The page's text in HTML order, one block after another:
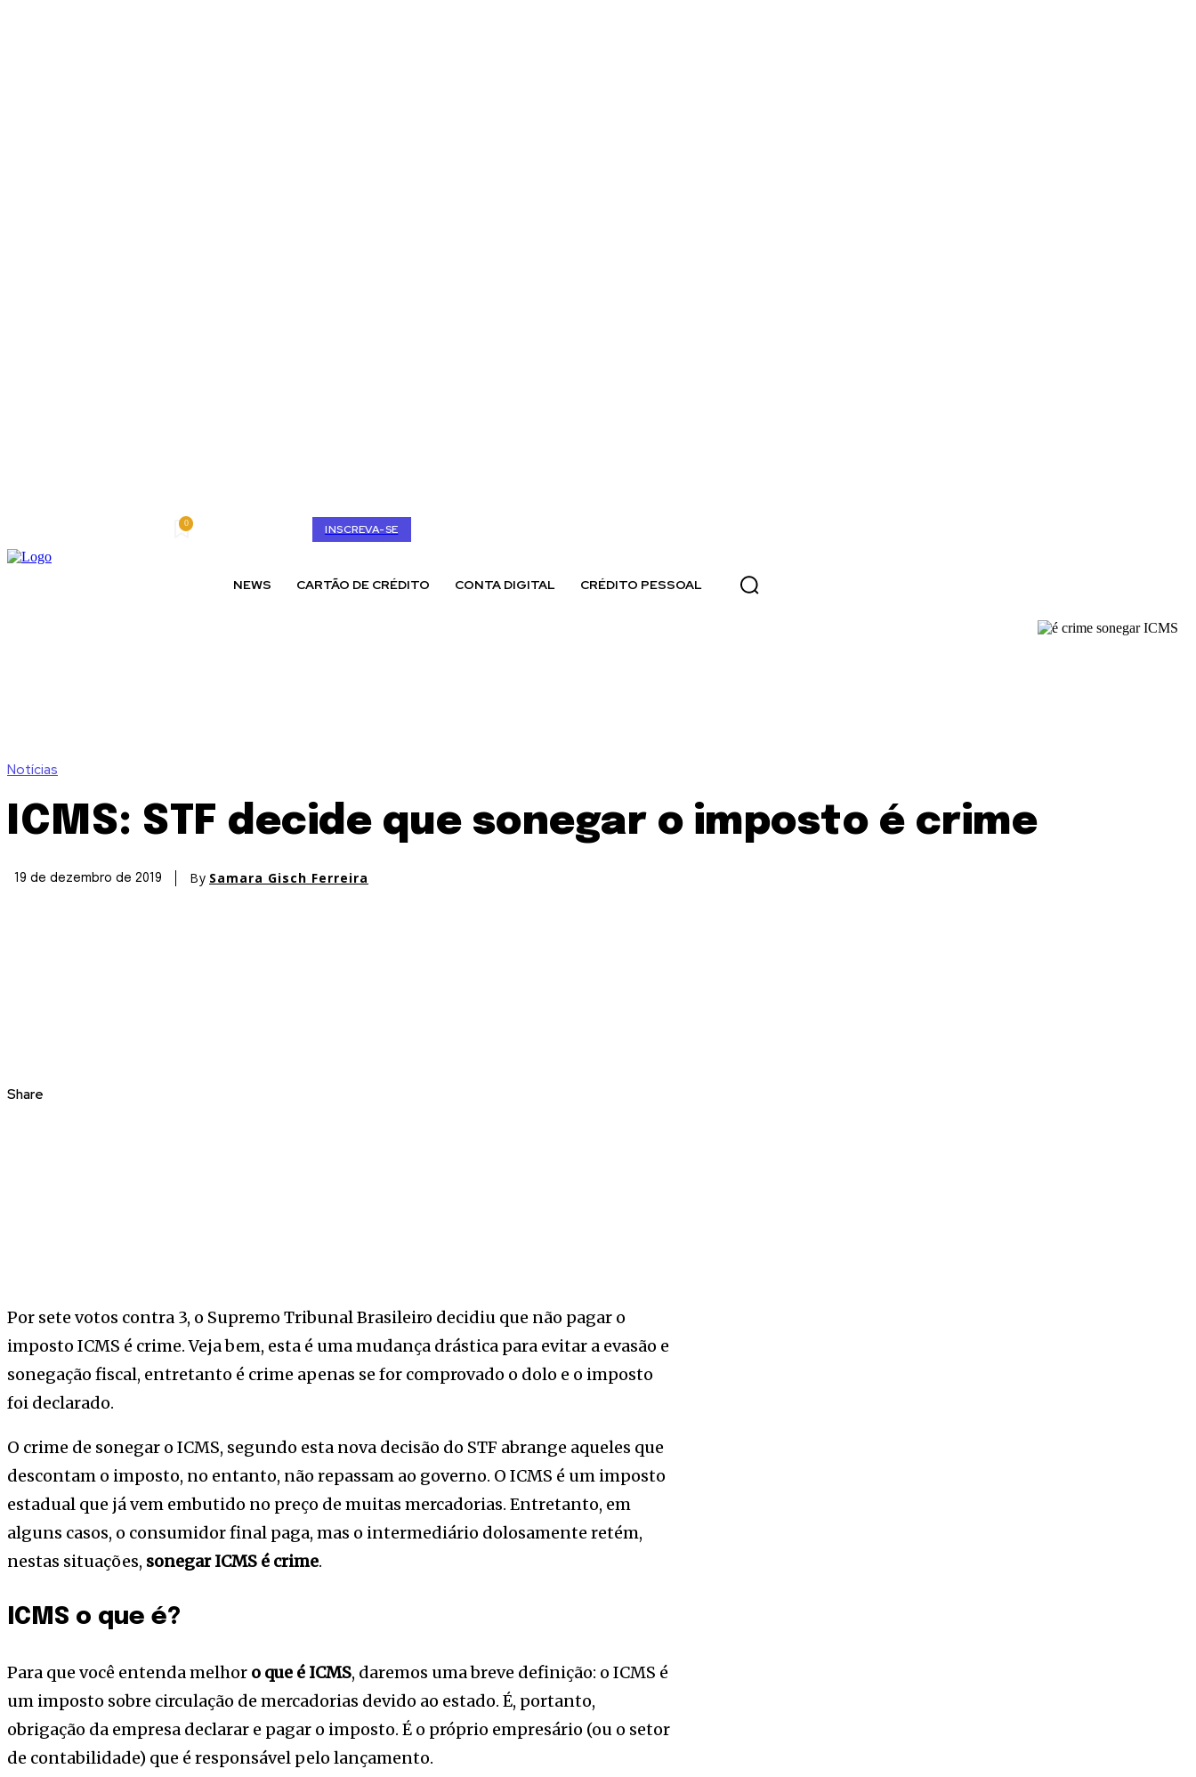
0 INSCREVA-SE
NEWS CARTÃO DE CRÉDITO CONTA DIGITAL CRÉDITO PESSOAL
Notícias
ICMS: STF decide que sonegar o imposto é crime
19 de dezembro de 2019 By Samara Gisch Ferreira
Share
Por sete votos contra 3, o Supremo Tribunal Brasileiro decidiu que não pagar o
imposto ICMS é crime. Veja bem, esta é uma mudança drástica para evitar a evasão e
sonegação fiscal, entretanto é crime apenas se for comprovado o dolo e o imposto
foi declarado.
O crime de sonegar o ICMS, segundo esta nova decisão do STF abrange aqueles que
descontam o imposto, no entanto, não repassam ao governo. O ICMS é um imposto
estadual que já vem embutido no preço de muitas mercadorias. Entretanto, em
alguns casos, o consumidor final paga, mas o intermediário dolosamente retém,
nestas situações, sonegar ICMS é crime.
ICMS o que é?
Para que você entenda melhor o que é ICMS, daremos uma breve definição: o ICMS é
um imposto sobre circulação de mercadorias devido ao estado. É, portanto,
obrigação da empresa declarar e pagar o imposto. É o próprio empresário (ou o setor
de contabilidade) que é responsável pelo lançamento.